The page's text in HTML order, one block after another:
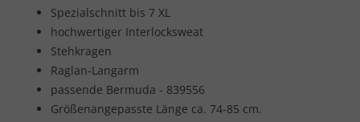
Spezialschnitt bis 7 XL
hochwertiger Interlocksweat
Stehkragen
Raglan-Langarm
passende Bermuda - 839556
Größenangepasste Länge ca. 74-85 cm.